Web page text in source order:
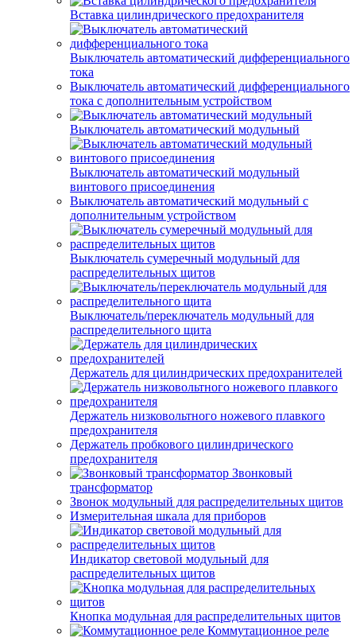
Вставка цилиндрического предохранителя
Выключатель автоматический дифференциального
тока
Выключатель автоматический дифференциального
тока с дополнительным устройством
Выключатель автоматический модульный
Выключатель автоматический модульный
винтового присоединения
Выключатель автоматический модульный с
дополнительным устройством
Выключатель сумеречный модульный для
распределительных щитов
Выключатель/переключатель модульный для
распределительного щита
Держатель для цилиндрических предохранителей
Держатель низковольтного ножевого плавкого
предохранителя
Держатель пробкового цилиндрического
предохранителя
Звонковый
трансформатор
Звонок модульный для распределительных щитов
Измерительная шкала для приборов
Индикатор световой модульный для
распределительных щитов
Кнопка модульная для распределительных щитов
Коммутационное реле